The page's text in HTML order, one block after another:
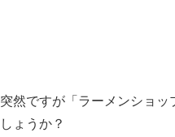
突然ですが「ラーメンショ
しょうか？